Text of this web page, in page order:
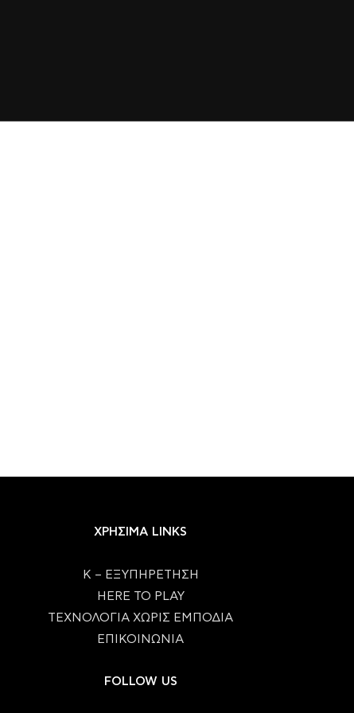
ΧΡΗΣΙΜΑ LINKS
Κ – ΕΞΥΠΗΡΕΤΗΣΗ
HERE TO PLAY
ΤΕΧΝΟΛΟΓΙΑ ΧΩΡΙΣ ΕΜΠΟΔΙΑ
ΕΠΙΚΟΙΝΩΝΙΑ
FOLLOW US